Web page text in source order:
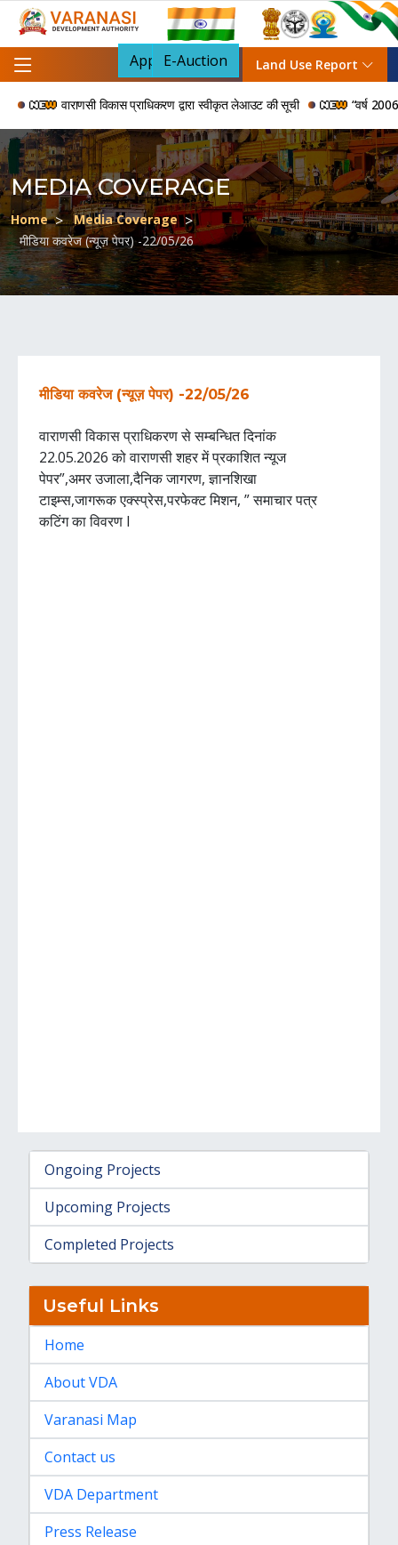
Apply For NOC
E-Auction Land Use Report
वाराणसी विकास प्राधिकरण द्वारा स्वीकृत लेआउट की सूची “वर्ष 2006 से
MEDIA COVERAGE
Home
Media Coverage
मीडिया कवरेज (न्यूज़ पेपर) -22/05/26
मीडिया कवरेज (न्यूज़ पेपर) -22/05/26
वाराणसी विकास प्राधिकरण से सम्बन्धित दिनांक
22.05.2026 को वाराणसी शहर में प्रकाशित न्यूज
पेपर”,अमर उजाला,दैनिक जागरण, ज्ञानशिखा
टाइम्स,जागरूक एक्स्प्रेस,परफेक्ट मिशन, ” समाचार पत्र
कटिंग का विवरण I
Ongoing Projects
Upcoming Projects
Completed Projects
Useful Links
Home
About VDA
Varanasi Map
Contact us
VDA Department
Press Release